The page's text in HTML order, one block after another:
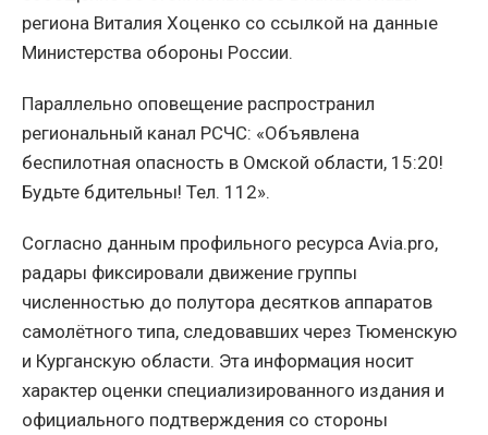
региона Виталия Хоценко со ссылкой на данные
Министерства обороны России.
Параллельно оповещение распространил
региональный канал РСЧС: «Объявлена
беспилотная опасность в Омской области, 15:20!
Будьте бдительны! Тел. 112».
Согласно данным профильного ресурса Avia.pro,
радары фиксировали движение группы
численностью до полутора десятков аппаратов
самолётного типа, следовавших через Тюменскую
и Курганскую области. Эта информация носит
характер оценки специализированного издания и
официального подтверждения со стороны